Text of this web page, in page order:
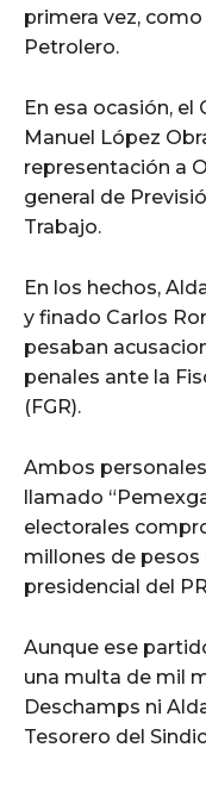
primera vez,
Petrolero.
En esa ocasión,
Manuel López
representación a
general de
Trabajo.
En los hechos,
y finado Carlos
pesaban
penales ante la
(FGR).
Ambos
llamado
electorales
millones de pesos
presidencial del
Aunque ese
una multa de mil
Deschamps ni
Tesorero del